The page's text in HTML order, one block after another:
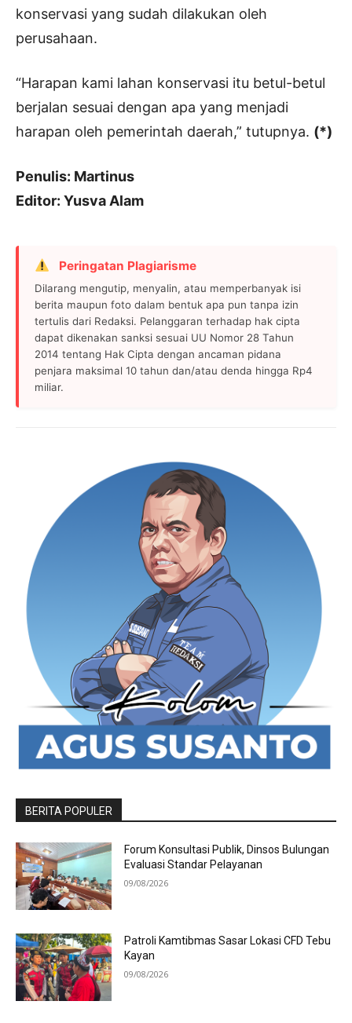
konservasi yang sudah dilakukan oleh
perusahaan.
“Harapan kami lahan konservasi itu betul-betul
berjalan sesuai dengan apa yang menjadi
harapan oleh pemerintah daerah,” tutupnya. (*)
Penulis: Martinus
Editor: Yusva Alam
Peringatan Plagiarisme
Dilarang mengutip, menyalin, atau memperbanyak isi
berita maupun foto dalam bentuk apa pun tanpa izin
tertulis dari Redaksi. Pelanggaran terhadap hak cipta
dapat dikenakan sanksi sesuai UU Nomor 28 Tahun
2014 tentang Hak Cipta dengan ancaman pidana
penjara maksimal 10 tahun dan/atau denda hingga Rp4
miliar.
BERITA POPULER
Forum Konsultasi Publik, Dinsos Bulungan
Evaluasi Standar Pelayanan
09/08/2026
Patroli Kamtibmas Sasar Lokasi CFD Tebu
Kayan
09/08/2026